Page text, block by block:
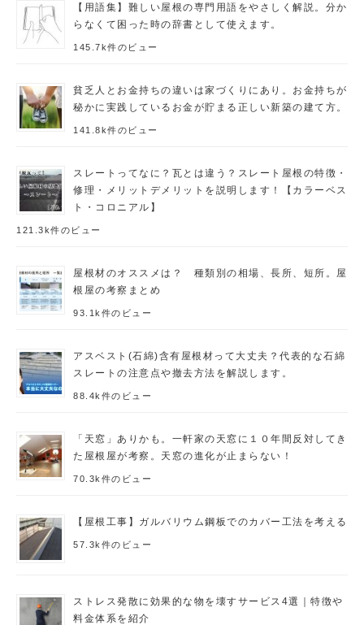
【用語集】難しい屋根の専門用語をやさしく解説。分か
らなくて困った時の辞書として使えます。
145.7k件のビュー
貧乏人とお金持ちの違いは家づくりにあり。お金持ちが
秘かに実践しているお金が貯まる正しい新築の建て方。
141.8k件のビュー
スレートってなに？瓦とは違う？スレート屋根の特徴・
修理・メリットデメリットを説明します！【カラーベス
ト・コロニアル】
121.3k件のビュー
屋根材のオススメは？ 種類別の相場、長所、短所。屋
根屋の考察まとめ
93.1k件のビュー
アスベスト(石綿)含有屋根材って大丈夫？代表的な石綿
スレートの注意点や撤去方法を解説します。
88.4k件のビュー
「天窓」ありかも。一軒家の天窓に１０年間反対してき
た屋根屋が考察。天窓の進化が止まらない！
70.3k件のビュー
【屋根工事】ガルバリウム鋼板でのカバー工法を考える
57.3k件のビュー
ストレス発散に効果的な物を壊すサービス4選｜特徴や
料金体系を紹介